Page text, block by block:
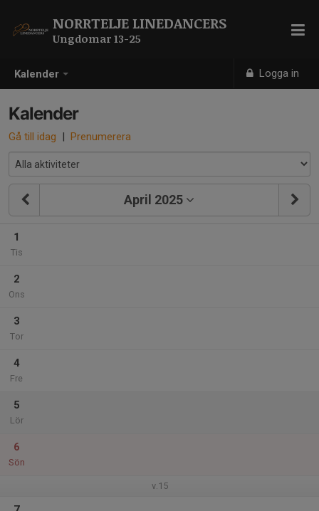
Kalender Logga in
NORRTELJE LINEDANCERS
Ungdomar 13-25
Kalender
Gå till idag | Prenumerera
April 2025
1
Tis
2
Ons
3
Tor
4
Fre
5
Lör
6
Sön
v.15